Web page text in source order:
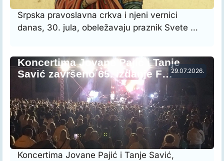
Srpska pravoslavna crkva i njeni vernici
danas, 30. jula, obeležavaju praznik Svete …
29.07.2026.
Koncertima Jovane Pajić i Tanje
Savić završeno 65. izdanje F…
Koncertima Jovane Pajić i Tanje Savić,